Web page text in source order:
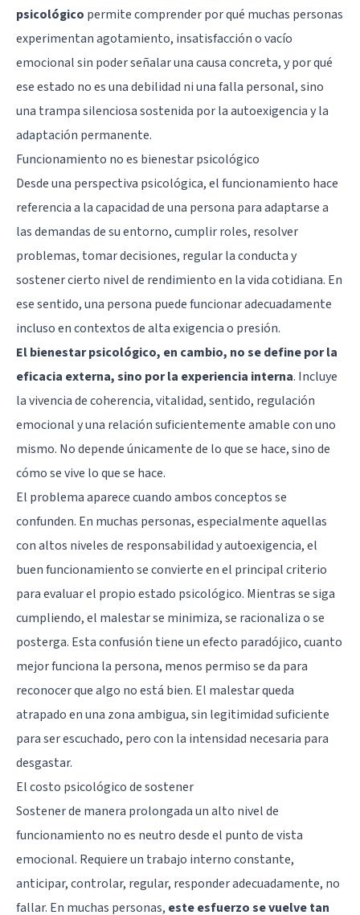
psicológico permite comprender por qué muchas personas
experimentan agotamiento, insatisfacción o vacío
emocional sin poder señalar una causa concreta, y por qué
ese estado no es una debilidad ni una falla personal, sino
una trampa silenciosa sostenida por laautoexigenciay la
adaptación permanente.
Funcionamiento no es bienestar psicológico
Desde una perspectiva psicológica, el funcionamiento hace
referencia a la capacidad de una persona para adaptarse a
las demandas de su entorno, cumplir roles, resolver
problemas, tomar decisiones, regular la conducta y
sostener cierto nivel de rendimiento en la vida cotidiana. En
ese sentido, una persona puede funcionar adecuadamente
incluso en contextos de alta exigencia o presión.
El bienestar psicológico, en cambio, no se define por la
eficacia externa, sino por la experiencia interna. Incluye
la vivencia de coherencia, vitalidad, sentido, regulación
emocional y una relación suficientemente amable con uno
mismo. No depende únicamente de lo que se hace, sino de
cómo se vive lo que se hace.
El problema aparece cuando ambos conceptos se
confunden. En muchas personas, especialmente aquellas
con altos niveles de responsabilidad y autoexigencia, el
buen funcionamiento se convierte en el principal criterio
para evaluar el propio estado psicológico. Mientras se siga
cumpliendo, el malestar se minimiza, se racionaliza o se
posterga. Esta confusión tiene un efecto paradójico, cuanto
mejor funciona la persona, menos permiso se da para
reconocer que algo no está bien. El malestar queda
atrapado en una zona ambigua, sin legitimidad suficiente
para ser escuchado, pero con la intensidad necesaria para
desgastar.
El costo psicológico de sostener
Sostener de manera prolongada un alto nivel de
funcionamiento no es neutro desde el punto de vista
emocional. Requiere un trabajo interno constante,
anticipar, controlar, regular, responder adecuadamente, no
fallar. En muchas personas, este esfuerzo se vuelve tan